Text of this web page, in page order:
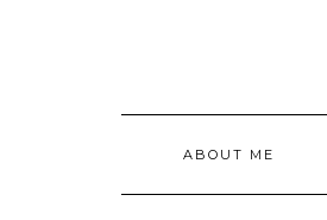
ABOUT ME